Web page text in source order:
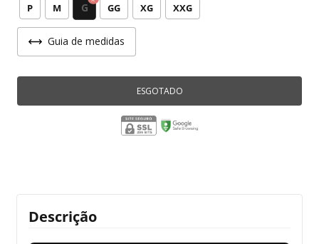
P M G GG XG XXG
Guia de medidas
Descrição